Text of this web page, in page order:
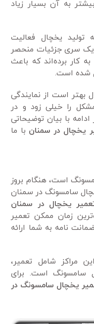
به آن بسیار زیاد
تولید یخچال فعالیت
یک سری جزئیات منحصر
کار برده‌اند که باعث
شده است.
بهتر است از نمایندگی
را خیلی زود و در
با بیان توضیحاتی
یخچال در سمنان با ما
است، هنگام بروز
سامسونگ در سمنان
یخچال در سمنان
زمان ممکن تعمیر
نامه به شما ارائه
مراکز شامل تعمیر،
سامسونگ است. برای
یخچال سامسونگ در